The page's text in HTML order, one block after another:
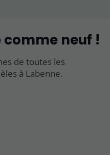
neuf !
de toutes les
à Labenne.